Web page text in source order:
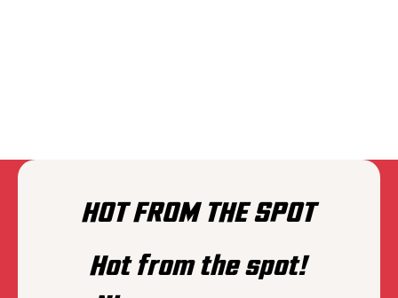
HOT FROM THE SPOT
Hot from the spot!